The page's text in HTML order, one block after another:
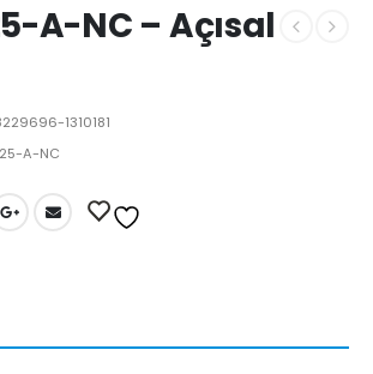
A-NC – Açısal
1310181
A-NC